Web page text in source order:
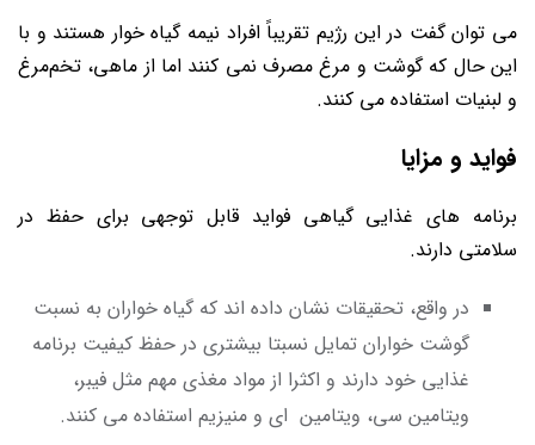
می توان گفت در این رژیم تقریباً افراد نیمه گیاه‌ خوار هستند و با
این حال که گوشت و مرغ مصرف نمی کنند اما از ماهی، تخم‌مرغ
و لبنیات استفاده می کنند.
فواید و مزایا
برنامه های غذایی گیاهی فواید قابل‌ توجهی برای حفظ در
سلامتی دارند.
در واقع، تحقیقات نشان داده اند كه گیاه خواران به نسبت
گوشت‌ خواران تمایل نسبتا بیشتری در حفظ كیفیت برنامه
غذایی خود دارند و اکثرا از مواد مغذی مهم مثل فیبر،
ویتامین سی، ویتامین ای و منیزیم استفاده می‌ کنند.